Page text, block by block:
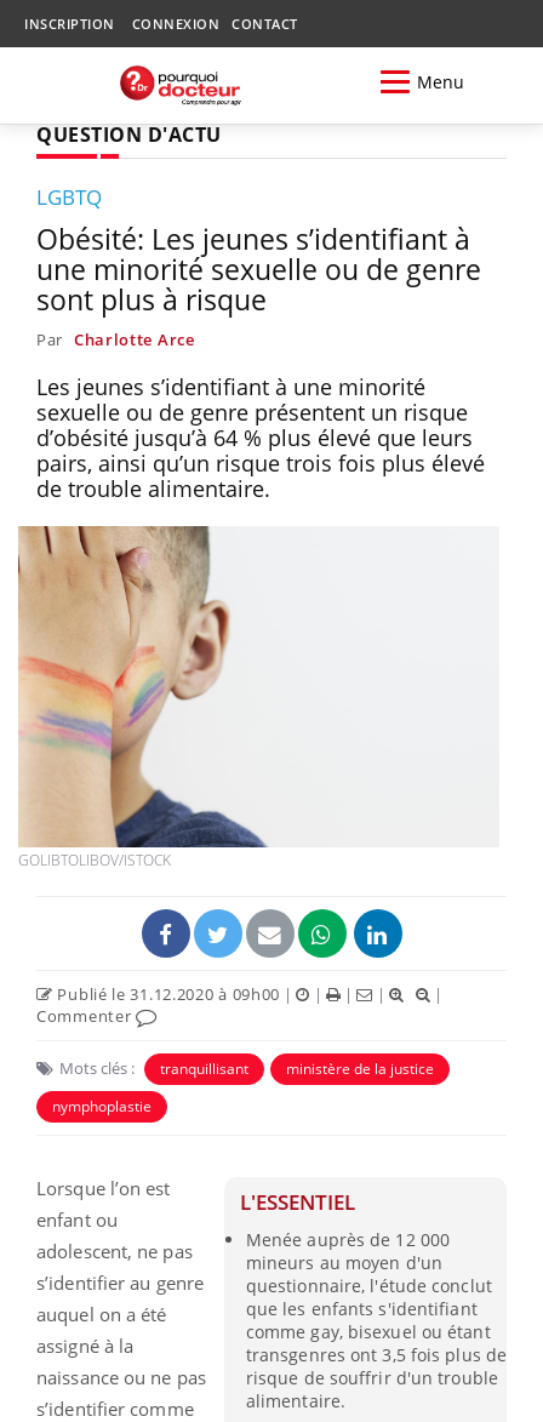
INSCRIPTION CONNEXION CONTACT
Menu
QUESTION D'ACTU
LGBTQ
Obésité: Les jeunes s’identifiant à
une minorité sexuelle ou de genre
sont plus à risque
Par Charlotte Arce
Les jeunes s’identifiant à une minorité
sexuelle ou de genre présentent un risque
d’obésité jusqu’à 64 % plus élevé que leurs
pairs, ainsi qu’un risque trois fois plus élevé
de trouble alimentaire.
GOLIBTOLIBOV/ISTOCK
Publié le 31.12.2020 à 09h00 | | | |
|
Commenter
Mots clés : tranquillisant
ministère de la justice
nymphoplastie
L'ESSENTIEL
Menée auprès de 12 000
mineurs au moyen d'un
questionnaire, l'étude conclut
que les enfants s'identifiant
comme gay, bisexuel ou étant
transgenres ont 3,5 fois plus de
risque de souffrir d'un trouble
alimentaire.
Lorsque l’on est
enfant ou
adolescent, ne pas
s’identifier au genre
auquel on a été
assigné à la
naissance ou ne pas
s’identifier comme